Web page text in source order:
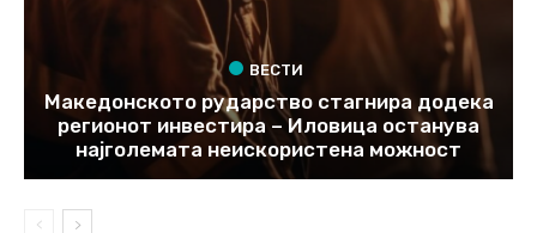
ВЕСТИ
Македонското рударство стагнира додека
регионот инвестира – Иловица останува
најголемата неискористена можност